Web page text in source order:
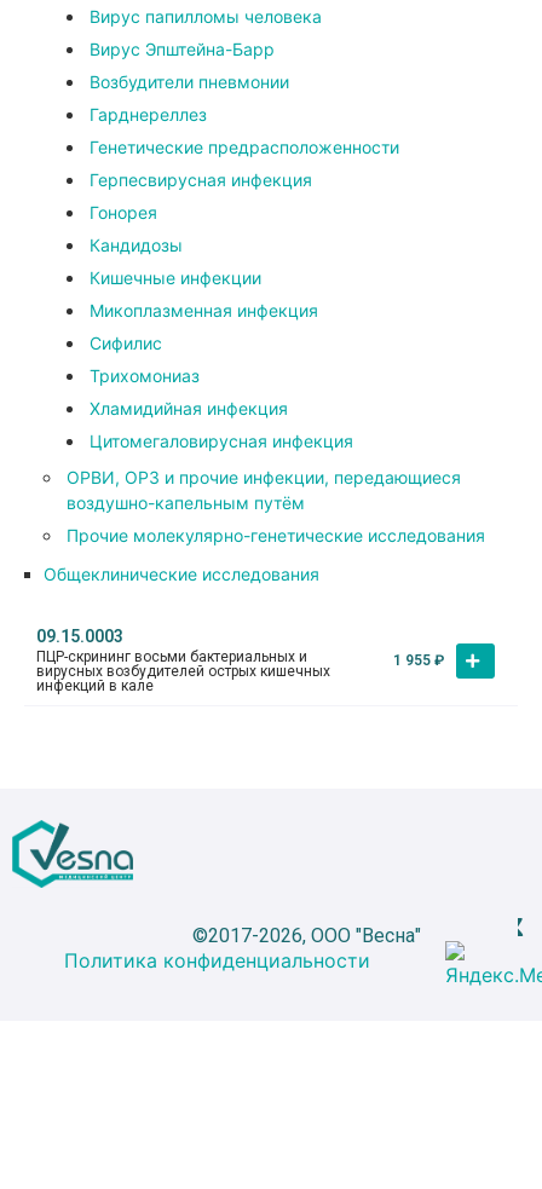
Вирус папилломы человека
Вирус Эпштейна-Барр
Возбудители пневмонии
Гарднереллез
Генетические предрасположенности
Герпесвирусная инфекция
Гонорея
Кандидозы
Кишечные инфекции
Микоплазменная инфекция
Сифилис
Трихомониаз
Хламидийная инфекция
Цитомегаловирусная инфекция
ОРВИ, ОРЗ и прочие инфекции, передающиеся
воздушно-капельным путём
Прочие молекулярно-генетические исследования
Общеклинические исследования
09.15.0003
ПЦР-скрининг восьми бактериальных и
вирусных возбудителей острых кишечных
инфекций в кале
1 955 ₽
©2017-2026, ООО "Весна"
Политика конфиденциальности